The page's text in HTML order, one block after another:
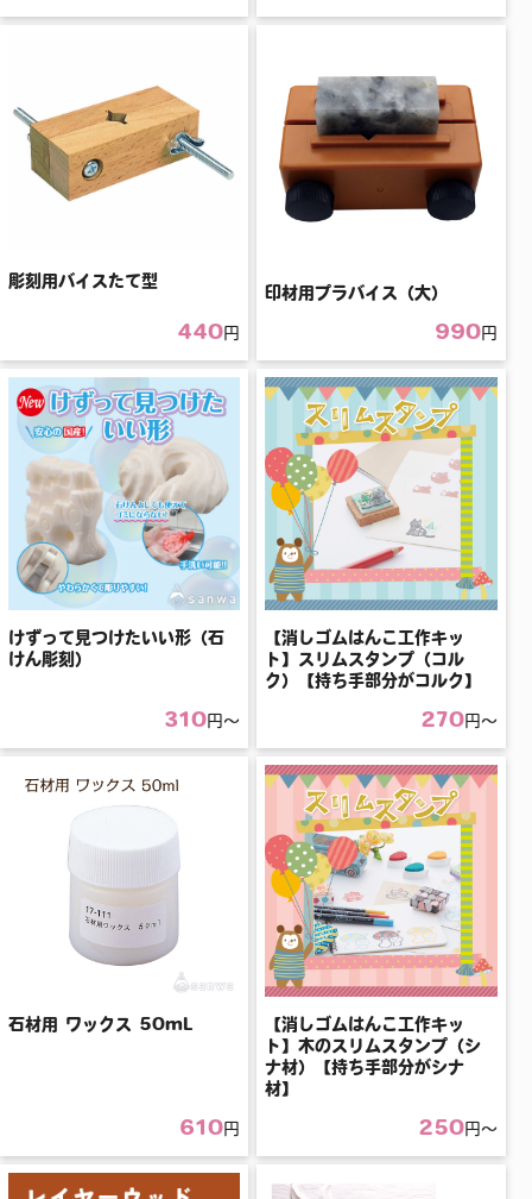
彫刻用バイスたて型
440円
印材用プラバイス（大）
990円
けずって見つけたいい形（石
けん彫刻）
310円〜
【消しゴムはんこ工作キッ
ト】スリムスタンプ（コル
ク）【持ち手部分がコルク】
270円〜
石材用 ワックス 50mL
610円
【消しゴムはんこ工作キッ
ト】木のスリムスタンプ（シ
ナ材）【持ち手部分がシナ
材】
250円〜